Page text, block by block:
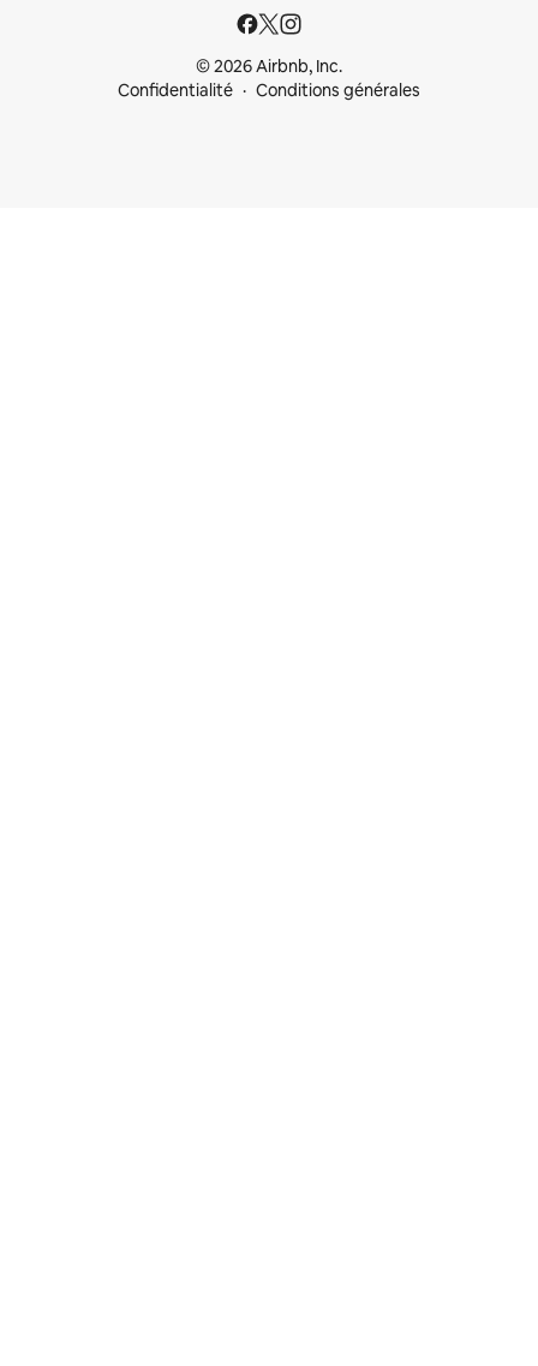
© 2026 Airbnb, Inc.
Confidentialité
Conditions générales